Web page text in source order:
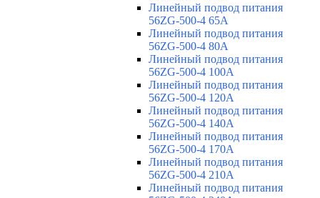
Линейный подвод питания
56ZG-500-4 65A
Линейный подвод питания
56ZG-500-4 80A
Линейный подвод питания
56ZG-500-4 100A
Линейный подвод питания
56ZG-500-4 120A
Линейный подвод питания
56ZG-500-4 140A
Линейный подвод питания
56ZG-500-4 170A
Линейный подвод питания
56ZG-500-4 210A
Линейный подвод питания